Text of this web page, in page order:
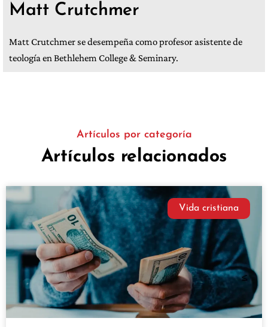
Matt Crutchmer
Matt Crutchmer se desempeña como profesor asistente de
teología en Bethlehem College & Seminary.
Artículos por categoría
Artículos relacionados
Vida cristiana